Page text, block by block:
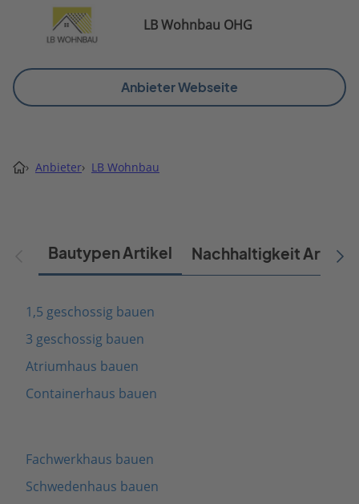
LB Wohnbau OHG
Anbieter Webseite
› Anbieter› LB Wohnbau
Bautypen Artikel Nachhaltigkeit Artikel
1,5 geschossig bauen
3 geschossig bauen
Atriumhaus bauen
Containerhaus bauen
Fachwerkhaus bauen
Schwedenhaus bauen